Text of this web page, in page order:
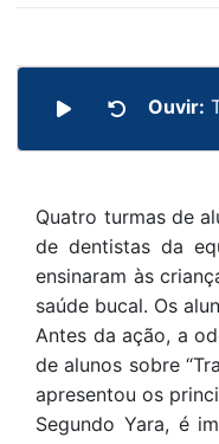
Ouvir:
Quatro turmas de
de dentistas da
ensinaram às
saúde bucal. Os
Antes da ação, a
de alunos sobre
apresentou os
Segundo Yara, é